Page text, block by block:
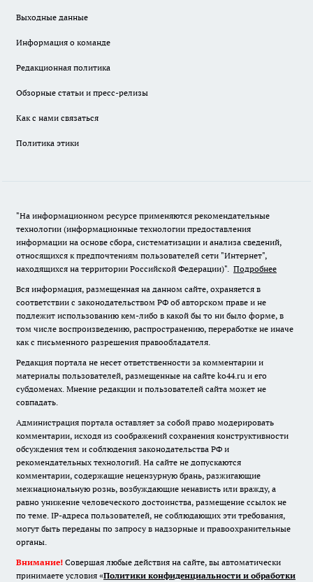
Выходные данные
Информация о команде
Редакционная политика
Обзорные статьи и пресс-релизы
Как с нами связаться
Политика этики
"На информационном ресурсе применяются рекомендательные
технологии (информационные технологии предоставления
информации на основе сбора, систематизации и анализа сведений,
относящихся к предпочтениям пользователей сети "Интернет",
находящихся на территории Российской Федерации)". Подробнее
Вся информация, размещенная на данном сайте, охраняется в
соответствии с законодательством РФ об авторском праве и не
подлежит использованию кем-либо в какой бы то ни было форме, в
том числе воспроизведению, распространению, переработке не иначе
как с письменного разрешения правообладателя.
Редакция портала не несет ответственности за комментарии и
материалы пользователей, размещенные на сайте ko44.ru и его
субдоменах. Мнение редакции и пользователей сайта может не
совпадать.
Администрация портала оставляет за собой право модерировать
комментарии, исходя из соображений сохранения конструктивности
обсуждения тем и соблюдения законодательства РФ и
рекомендательных технологий. На сайте не допускаются
комментарии, содержащие нецензурную брань, разжигающие
межнациональную рознь, возбуждающие ненависть или вражду, а
равно унижение человеческого достоинства, размещение ссылок не
по теме. IP-адреса пользователей, не соблюдающих эти требования,
могут быть переданы по запросу в надзорные и правоохранительные
органы.
Внимание! Совершая любые действия на сайте, вы автоматически
принимаете условия «Политики конфиденциальности и обработки